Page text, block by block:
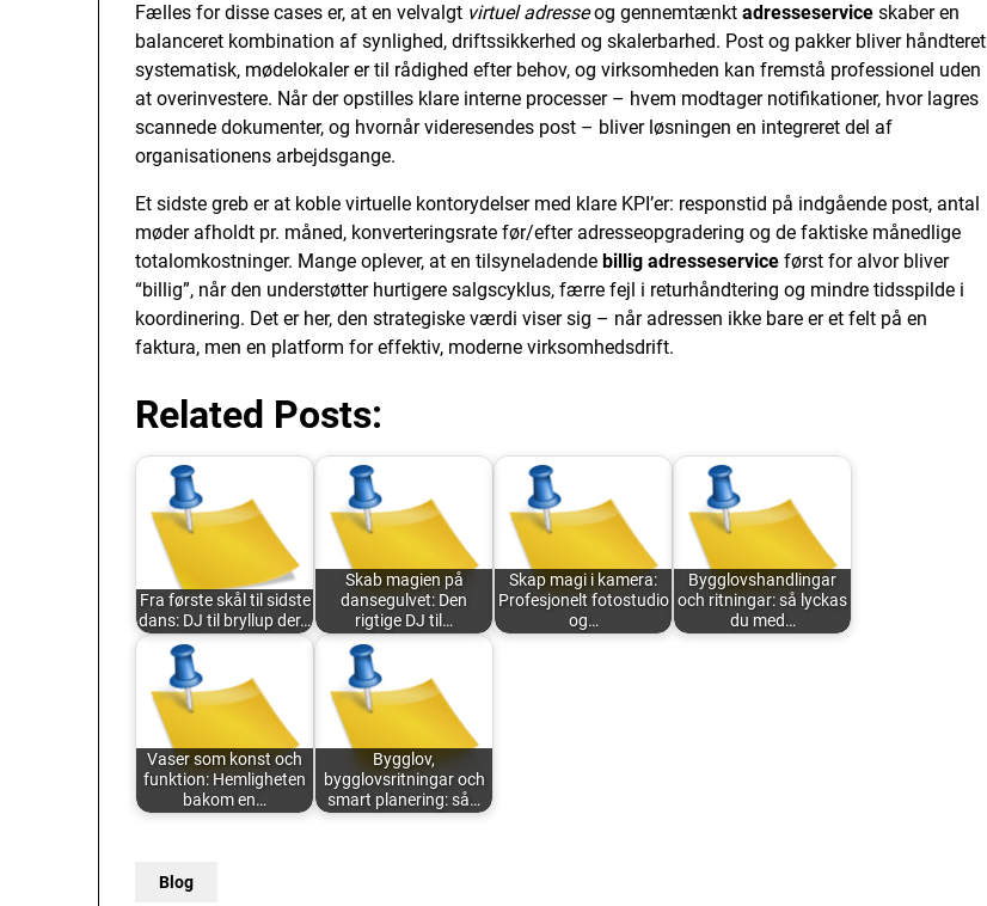
Fælles for disse cases er, at en velvalgt virtuel adresseog gennemtænkt adresseservice skaber en
balanceret kombination af synlighed, driftssikkerhed og skalerbarhed. Post og pakker bliver håndteret
systematisk, mødelokaler er til rådighed efter behov, og virksomheden kan fremstå professionel uden
at overinvestere. Når der opstilles klare interne processer – hvem modtager notifikationer, hvor lagres
scannede dokumenter, og hvornår videresendes post – bliver løsningen en integreret del af
organisationens arbejdsgange.
Et sidste greb er at koble virtuelle kontorydelser med klare KPI’er: responstid på indgående post, antal
møder afholdt pr. måned, konverteringsrate før/efter adresseopgradering og de faktiske månedlige
totalomkostninger. Mange oplever, at en tilsyneladende billig adresseservice først for alvor bliver
“billig”, når den understøtter hurtigere salgscyklus, færre fejl i returhåndtering og mindre tidsspilde i
koordinering. Det er her, den strategiske værdi viser sig – når adressen ikke bare er et felt på en
faktura, men en platform for effektiv, moderne virksomhedsdrift.
Related Posts:
Fra første skål til sidste
dans: DJ til bryllup der…
Skab magien på
dansegulvet: Den
rigtige DJ til…
Skap magi i kamera:
Profesjonelt fotostudio
og…
Bygglovshandlingar
och ritningar: så lyckas
du med…
Vaser som konst och
funktion: Hemligheten
bakom en…
Bygglov,
bygglovsritningar och
smart planering: så…
Blog